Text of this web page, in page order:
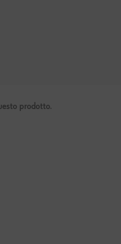
prodotto.